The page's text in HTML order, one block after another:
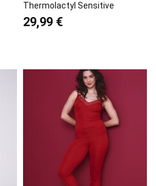
Thermolactyl Sensitive
29,99 €